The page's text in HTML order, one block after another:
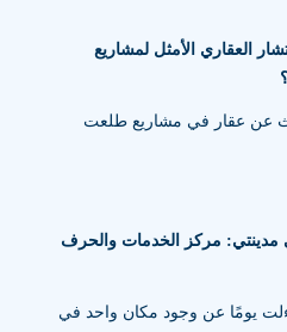
العقاري الأمثل لمشاريع
عن عقار في مشاريع طلعت
مركز الخدمات والحرف
يومًا عن وجود مكان واحد في